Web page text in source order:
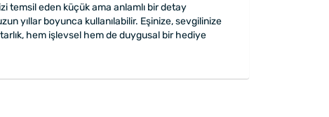
temsil eden küçük ama anlamlı bir detay
yıllar boyunca kullanılabilir. Eşinize, sevgilinize
hem işlevsel hem de duygusal bir hediye